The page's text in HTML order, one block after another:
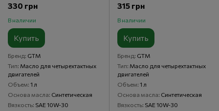
330 грн
В наличии
Купить
Бренд GTM
Тип Масло для четырехтактных
двигателей
Объем 1 л
Основа масла Синтетическая
Вязкость SAE 10W-30
315 грн
В наличии
Купить
Бренд GTM
Тип Масло для четырехтактных
двигателей
Объем 1 л
Основа масла Синтетическая
Вязкость SAE 10W-30